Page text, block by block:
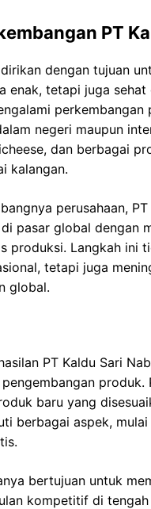
PT
dengan tujuan
enak, tetapi juga
negeri maupun
dan berbagai
kalangan.
perusahaan,
pasar global dengan
produksi. Langkah ini
tetapi juga
global.
PT Kaldu Sari
produk.
baru yang
berbagai aspek,
bertujuan untuk
kompetitif di